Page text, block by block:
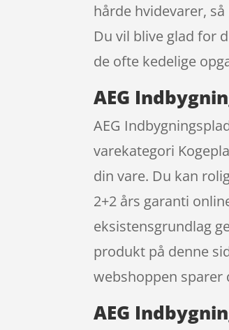
hårde hvidevarer,
Du vil blive glad for
de ofte kedelige
AEG
AEG
varekategori
din vare. Du kan
2+2 års garanti
eksistensgrundlag
produkt på denne
webshoppen sparer
AEG